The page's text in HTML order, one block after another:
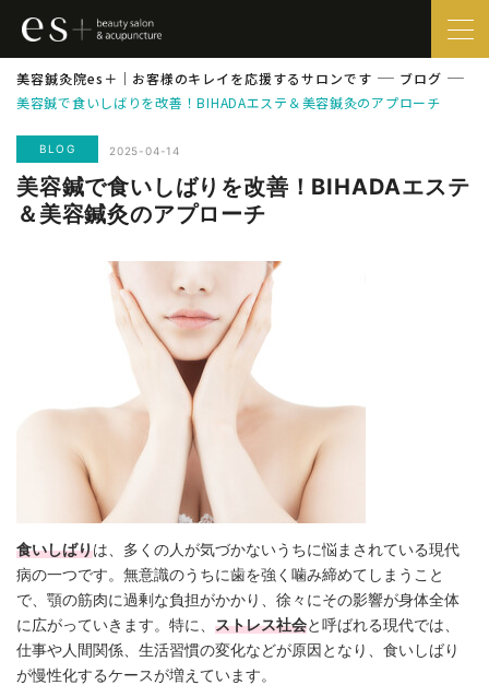
美容鍼灸院es＋｜お客様のキレイを応援するサロンです
ブログ
美容鍼で食いしばりを改善！BIHADAエステ＆美容鍼灸のアプローチ
BLOG 2025-04-14
美容鍼で食いしばりを改善！BIHADAエステ
＆美容鍼灸のアプローチ
食いしばりは、多くの人が気づかないうちに悩まされている現代
病の一つです。無意識のうちに歯を強く噛み締めてしまうこと
で、顎の筋肉に過剰な負担がかかり、徐々にその影響が身体全体
に広がっていきます。特に、 ストレス社会と呼ばれる現代では、
仕事や人間関係、生活習慣の変化などが原因となり、食いしばり
が慢性化するケースが増えています。